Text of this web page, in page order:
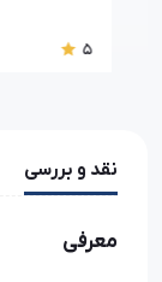
5
نقد و بررسی
معرفی